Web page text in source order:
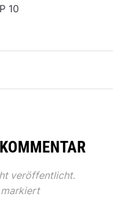
10
veröffentlicht.